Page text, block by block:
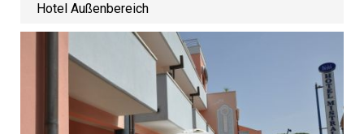
Hotel Außenbereich